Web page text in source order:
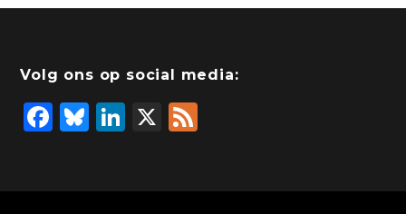
Volg ons op social media:
F
Bl
Li X